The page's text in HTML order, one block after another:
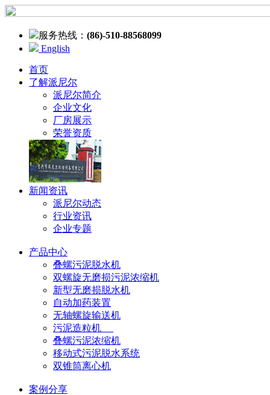
服务热线： (86)-510-88568099
English
首页
了解派尼尔
派尼尔简介
企业文化
厂房展示
荣誉资质
新闻资讯
派尼尔动态
行业资讯
企业专题
产品中心
叠螺污泥脱水机
双螺旋无磨损污泥浓缩机
新型无磨损脱水机
自动加药装置
无轴螺旋输送机
污泥造粒机
叠螺污泥浓缩机
移动式污泥脱水系统
双锥筒离心机
案例分享